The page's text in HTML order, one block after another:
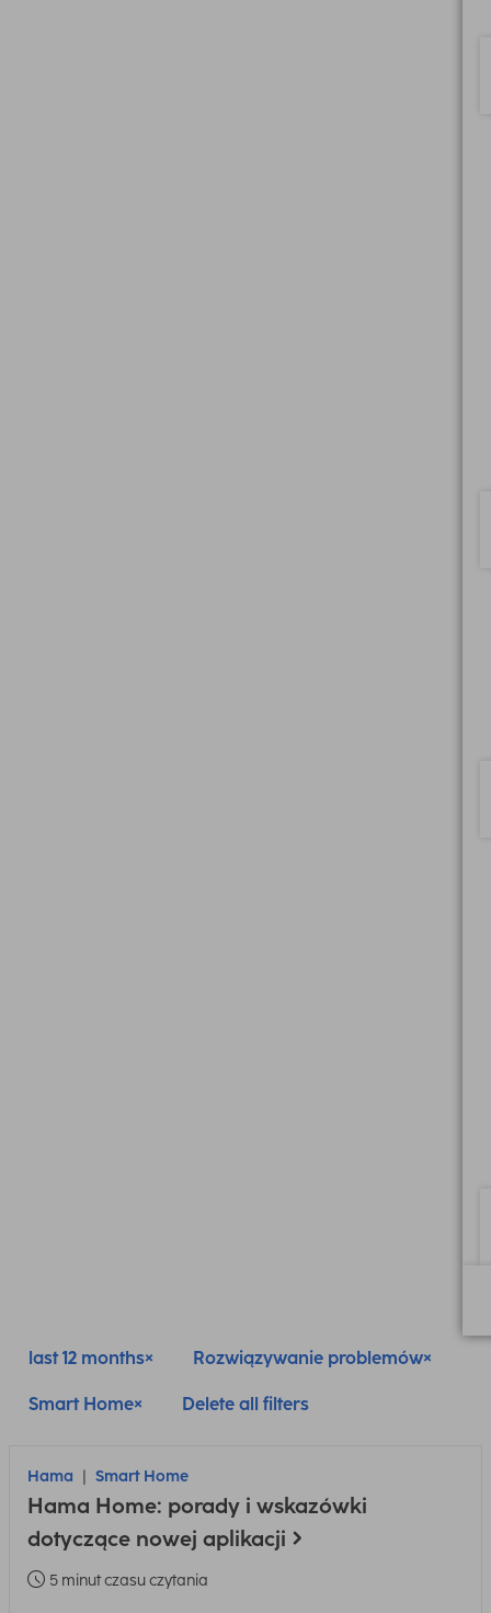
last 12 months Rozwiązywanie problemów
Smart Home Delete all filters
Hama Smart Home
Hama Home: porady i wskazówki
dotyczące nowej aplikacji
5 minut czasu czytania